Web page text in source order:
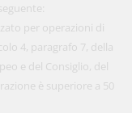
per operazioni di
4, paragrafo 7, della
e del Consiglio, del
è superiore a 50